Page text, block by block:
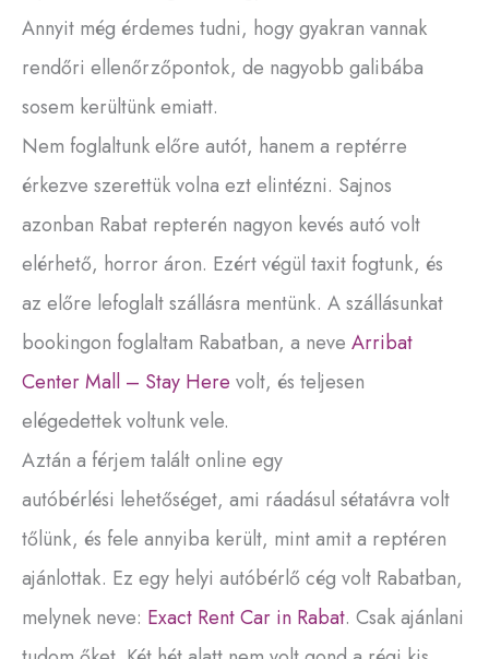
Annyit még érdemes tudni, hogy gyakran vannak
rendőri ellenőrzőpontok, de nagyobb galibába
sosem kerültünk emiatt.
Nem foglaltunk előre autót, hanem a reptérre
érkezve szerettük volna ezt elintézni. Sajnos
azonban Rabat repterén nagyon kevés autó volt
elérhető, horror áron. Ezért végül taxit fogtunk, és
az előre lefoglalt szállásra mentünk. A szállásunkat
bookingon foglaltam Rabatban, a neve Arribat
Center Mall – Stay Here volt, és teljesen
elégedettek voltunk vele.
Aztán a férjem talált online egy
autóbérlési lehetőséget, ami ráadásul sétatávra volt
tőlünk, és fele annyiba került, mint amit a reptéren
ajánlottak. Ez egy helyi autóbérlő cég volt Rabatban,
melynek neve: Exact Rent Car in Rabat. Csak ajánlani